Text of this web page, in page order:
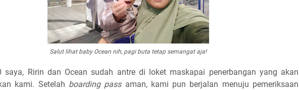
Salut lihat baby Ocean nih, pagi buta tetap semangat aja!
saya, Ririn dan Ocean sudah antre di loket maskapai penerbangan yang akan
kami. Setelah boarding passaman, kami pun berjalan menuju pemeriksaan